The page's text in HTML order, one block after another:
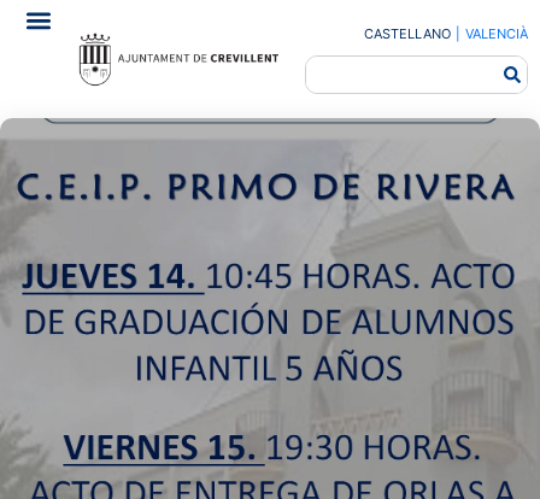
CASTELLANO VALENCIÀ